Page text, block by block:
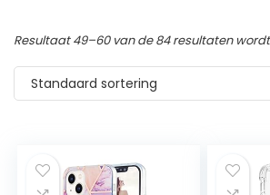
Resultaat 49–60 van de 84 resultaten
Standaard sortering